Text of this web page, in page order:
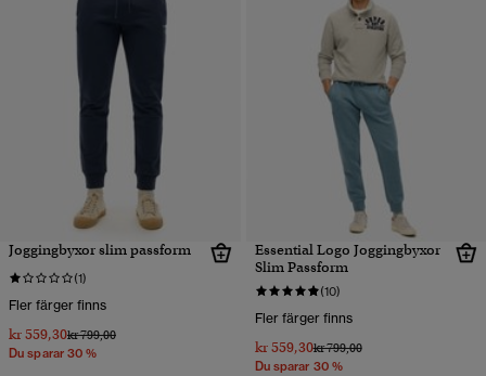
Joggingbyxor slim passform
(1)
Fler färger finns
kr 559,30Pris reducerat från
kr 799,00till
Du sparar 30 %
Essential Logo Joggingbyxor
Slim Passform
(10)
Fler färger finns
kr 559,30Pris reducerat från
kr 799,00till
Du sparar 30 %